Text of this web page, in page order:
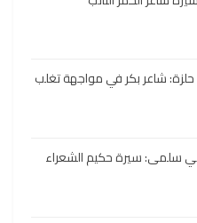
حلزة: شاعر بكر في مواجهة تغلب
سلمى: سيرة حكيم الشعراء